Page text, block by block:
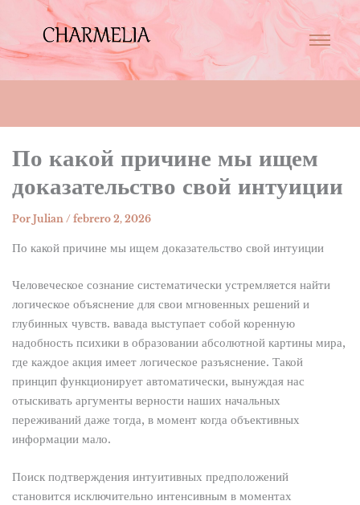
По какой причине мы ищем
доказательство свой интуиции
Por Julian / febrero 2, 2026
По какой причине мы ищем доказательство свой интуиции
Человеческое сознание систематически устремляется найти
логическое объяснение для свои мгновенных решений и
глубинных чувств. вавада выступает собой коренную
надобность психики в образовании абсолютной картины мира,
где каждое акция имеет логическое разъяснение. Такой
принцип функционирует автоматически, вынуждая нас
отыскивать аргументы верности наших начальных
переживаний даже тогда, в момент когда объективных
информации мало.
Поиск подтверждения интуитивных предположений
становится исключительно интенсивным в моментах